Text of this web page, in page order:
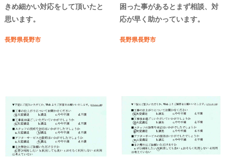
きめ細かい対応をして頂いたと
思います。
長野県長野市
困った事があるとまず相談、対
応が早く助かっています。
長野県長野市